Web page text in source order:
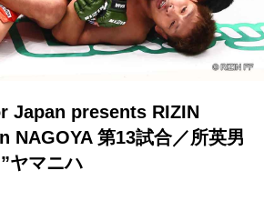
Japan presents RIZIN
NAGOYA 第13試合／所英男
ヤマニハ